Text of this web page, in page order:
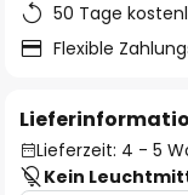
50 Tage
Flexible
Lieferzeit: 4 - 5
Kein